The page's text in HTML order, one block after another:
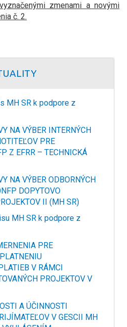
zmenami a novými
č. 2.
MH SR k podpore z
NA VÝBER INTERNÝCH
PRE
Z EFRR – TECHNICKÁ
NA VÝBER ODBORNÝCH
DOPYTOVO
II (MH SR)
MH SR k podpore z
PRE
V RÁMCI
PROJEKTOV V
A ÚČINNOSTI
V GESCII MH